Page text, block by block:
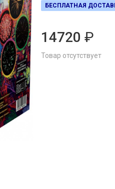
гранаты
и наземные
пчелы
дым и огонь
БЕСПЛАТНАЯ
14720 ₽
Товар отсутствует